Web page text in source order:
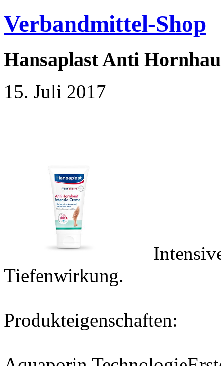
Verbandmittel-Shop
Hansaplast Anti
15. Juli 2017
Tiefenwirkung.
Produkteigenschaften: